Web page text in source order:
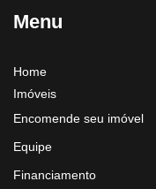
Menu
Home
Imóveis
Encomende seu imóvel
Equipe
Financiamento